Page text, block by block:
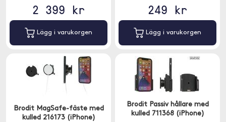
2 399 kr
Lägg i varukorgen
249 kr
Lägg i varukorgen
Brodit MagSafe-fäste med
kulled 216173 (iPhone)
Brodit Passiv hållare med
kulled 711368 (iPhone)